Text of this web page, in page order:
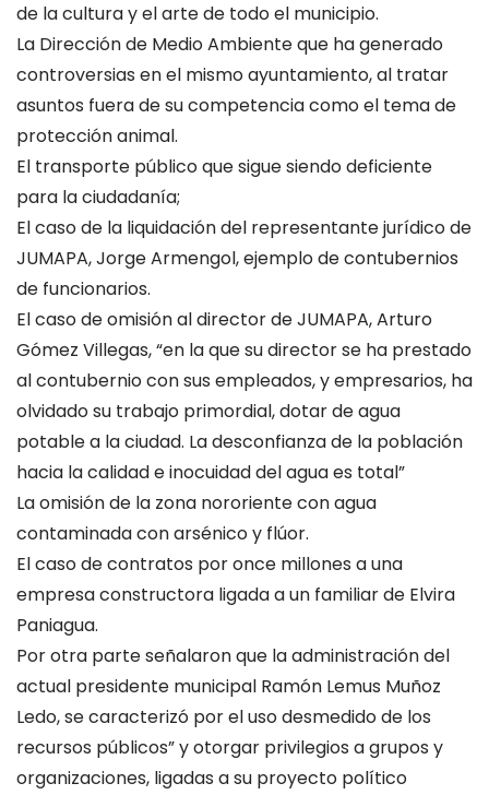
de la cultura y el arte de todo el municipio.
La Dirección de Medio Ambiente que ha generado
controversias en el mismo ayuntamiento, al tratar
asuntos fuera de su competencia como el tema de
protección animal.
El transporte público que sigue siendo deficiente
para la ciudadanía;
El caso de la liquidación del representante jurídico de
JUMAPA, Jorge Armengol, ejemplo de contubernios
de funcionarios.
El caso de omisión al director de JUMAPA, Arturo
Gómez Villegas, “en la que su director se ha prestado
al contubernio con sus empleados, y empresarios, ha
olvidado su trabajo primordial, dotar de agua
potable a la ciudad. La desconfianza de la población
hacia la calidad e inocuidad del agua es total”
La omisión de la zona nororiente con agua
contaminada con arsénico y flúor.
El caso de contratos por once millones a una
empresa constructora ligada a un familiar de Elvira
Paniagua.
Por otra parte señalaron que la administración del
actual presidente municipal Ramón Lemus Muñoz
Ledo, se caracterizó por el uso desmedido de los
recursos públicos” y otorgar privilegios a grupos y
organizaciones, ligadas a su proyecto político